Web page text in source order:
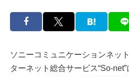
ソニーコミュニケーションネッ
ターネット総合サービス“So-